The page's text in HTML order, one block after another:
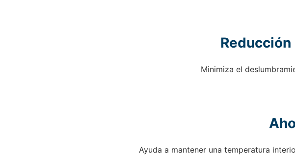
Minimiza el
Ayuda a mantener una temperatura